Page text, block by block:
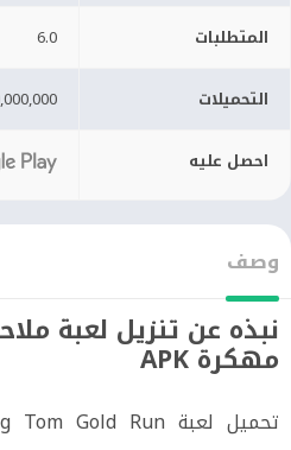
المتطلبات 6.0
التحميلات
احصل عليه
وصف
نبذه عن تنزيل لعبة
مهكرة APK